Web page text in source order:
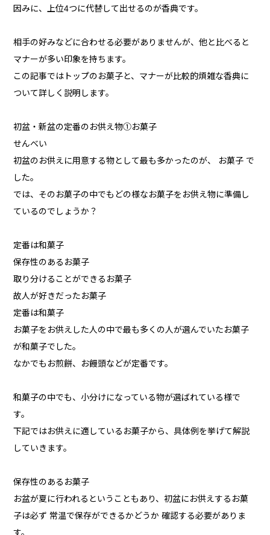
因みに、上位4つに代替して出せるのが香典です。
相手の好みなどに合わせる必要がありませんが、他と比べると
マナーが多い印象を持ちます。
この記事ではトップのお菓子と、マナーが比較的煩雑な香典に
ついて詳しく説明します。
初盆・新盆の定番のお供え物①お菓子
せんべい
初盆のお供えに用意する物として最も多かったのが、 お菓子 で
した。
では、そのお菓子の中でもどの様なお菓子をお供え物に準備し
ているのでしょうか？
定番は和菓子
保存性のあるお菓子
取り分けることができるお菓子
故人が好きだったお菓子
定番は和菓子
お菓子をお供えした人の中で最も多くの人が選んでいたお菓子
が和菓子でした。
なかでもお煎餅、お饅頭などが定番です。
和菓子の中でも、小分けになっている物が選ばれている様で
す。
下記ではお供えに適しているお菓子から、具体例を挙げて解説
していきます。
保存性のあるお菓子
お盆が夏に行われるということもあり、初盆にお供えするお菓
子は必ず 常温で保存ができるかどうか 確認する必要がありま
す。